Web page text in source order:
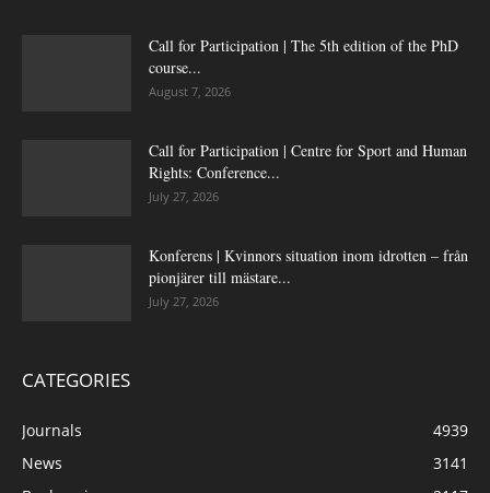
Call for Participation | The 5th edition of the PhD
course...
August 7, 2026
Call for Participation | Centre for Sport and Human
Rights: Conference...
July 27, 2026
Konferens | Kvinnors situation inom idrotten – från
pionjärer till mästare...
July 27, 2026
CATEGORIES
Journals
4939
News
3141